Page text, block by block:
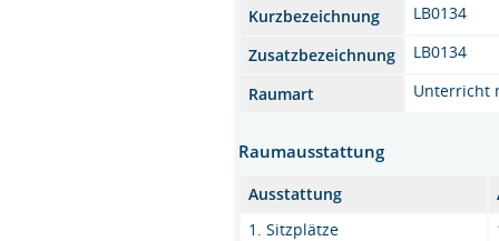
Kurzbezeichnung
LB0134
Zusatzbezeichnung
LB0134
Raumart
Unterricht
Raumausstattung
Ausstattung
1. Sitzplätze